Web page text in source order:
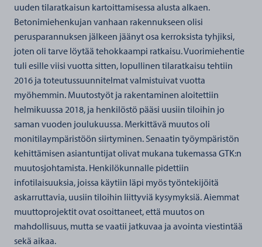
uuden tilaratkaisun kartoittamisessa alusta alkaen.
Betonimiehenkujan vanhaan rakennukseen olisi
perusparannuksen jälkeen jäänyt osa kerroksista tyhjiksi,
joten oli tarve löytää tehokkaampi ratkaisu. Vuorimiehentie
tuli esille viisi vuotta sitten, lopullinen tilaratkaisu tehtiin
2016 ja toteutussuunnitelmat valmistuivat vuotta
myöhemmin. Muutostyöt ja rakentaminen aloitettiin
helmikuussa 2018, ja henkilöstö pääsi uusiin tiloihin jo
saman vuoden joulukuussa. Merkittävä muutos oli
monitilaympäristöön siirtyminen. Senaatin työympäristön
kehittämisen asiantuntijat olivat mukana tukemassa GTK:n
muutosjohtamista. Henkilökunnalle pidettiin
infotilaisuuksia, joissa käytiin läpi myös työntekijöitä
askarruttavia, uusiin tiloihin liittyviä kysymyksiä. Aiemmat
muuttoprojektit ovat osoittaneet, että muutos on
mahdollisuus, mutta se vaatii jatkuvaa ja avointa viestintää
sekä aikaa.